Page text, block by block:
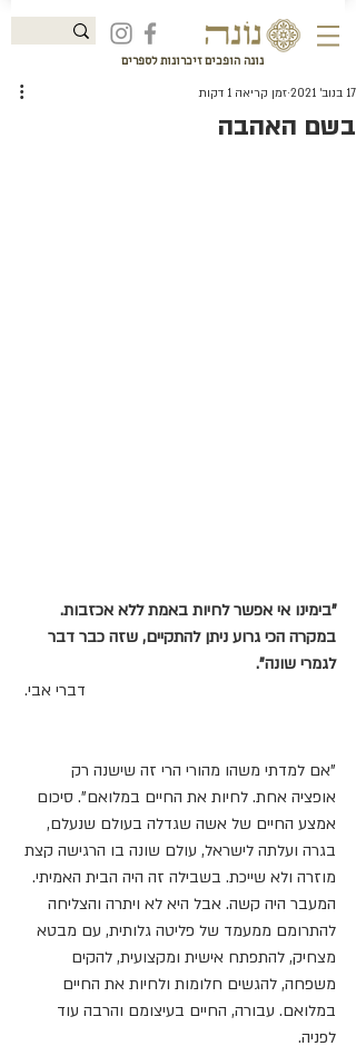
נונה הופכים זיכרונות לספרים
בשם האהבה
17 בנוב׳ 2021 זמן קריאה 1 דקות
"בימינו אי אפשר לחיות באמת ללא אכזבות.
במקרה הכי גרוע ניתן להתקיים, שזה כבר דבר
לגמרי שונה".
דברי אבי.
"אם למדתי משהו מהורי הרי זה שישנה רק
אופציה אחת. לחיות את החיים במלואם". סיכום
אמצע החיים של אשה שגדלה בעולם שנעלם,
בגרה ועלתה לישראל, עולם שונה בו הרגישה קצת
מוזרה ולא שייכת. בשבילה זה היה הבית האמיתי.
המעבר היה קשה. אבל היא לא ויתרה והצליחה
להתרומם ממעמד של פליטה גלותית, עם מבטא
מצחיק, להתפתח אישית ומקצועית, להקים
משפחה, להגשים חלומות ולחיות את החיים
במלואם. עבורה, החיים בעיצומם והרבה עוד
לפניה.